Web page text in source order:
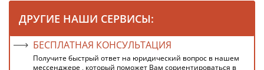
ДРУГИЕ НАШИ СЕРВИСЫ:
БЕСПЛАТНАЯ КОНСУЛЬТАЦИЯ
Получите быстрый ответ на юридический вопрос в нашем
мессенджере , который поможет Вам сориентироваться в